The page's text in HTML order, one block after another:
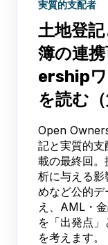
実質的支配者
土地登
簿の連
ership
を読む（
Open
記と実質的
載の最終回
析に与える
めなど公的デ
え、AML・
を「出発点
を考えます。